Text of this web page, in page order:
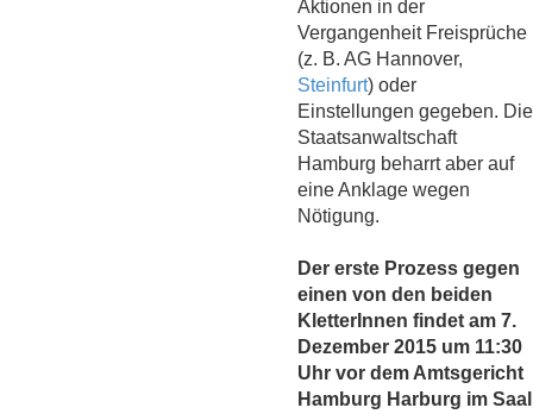
Aktionen in der
Vergangenheit Freisprüche
(z. B. AG Hannover,
Steinfurt) oder
Einstellungen gegeben. Die
Staatsanwaltschaft
Hamburg beharrt aber auf
eine Anklage wegen
Nötigung.
Der erste Prozess gegen
einen von den beiden
KletterInnen findet am 7.
Dezember 2015 um 11:30
Uhr vor dem Amtsgericht
Hamburg Harburg im Saal